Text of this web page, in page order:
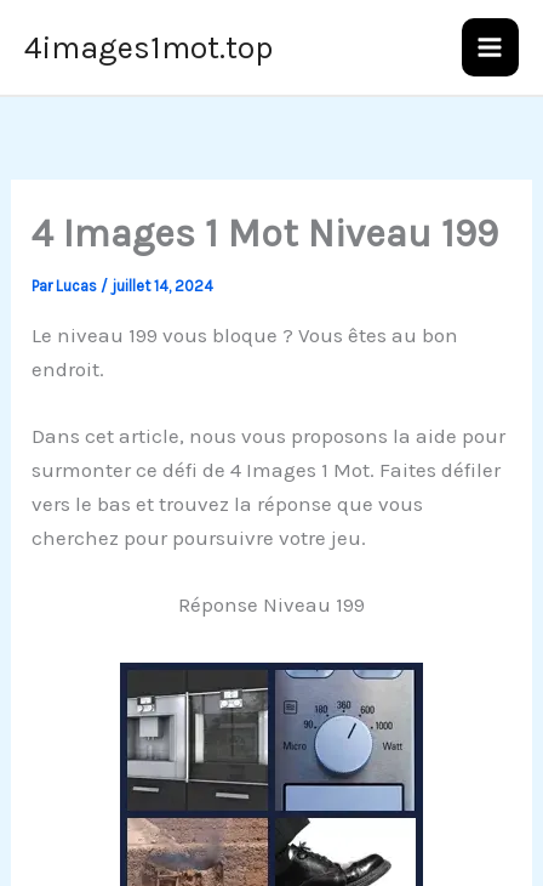
4images1mot.top
4 Images 1 Mot Niveau 199
ParLucas / juillet 14, 2024
Le niveau 199 vous bloque ? Vous êtes au bon
endroit.
Dans cet article, nous vous proposons la aide pour
surmonter ce défi de 4 Images 1 Mot. Faites défiler
vers le bas et trouvez la réponse que vous
cherchez pour poursuivre votre jeu.
Réponse Niveau 199